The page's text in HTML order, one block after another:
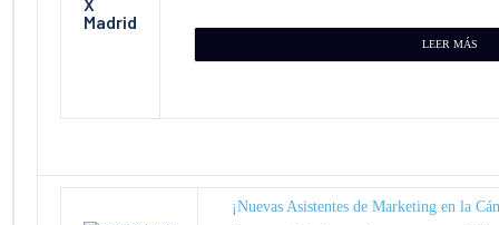
LEER MÁS
¡Nuevas Asistentes de Marketing en la